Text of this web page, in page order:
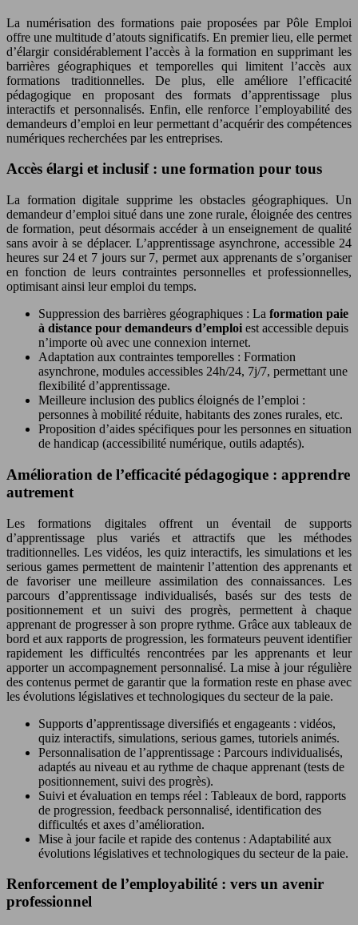
La numérisation des formations paie proposées par Pôle Emploi
offre une multitude d’atouts significatifs. En premier lieu, elle permet
d’élargir considérablement l’accès à la formation en supprimant les
barrières géographiques et temporelles qui limitent l’accès aux
formations traditionnelles. De plus, elle améliore l’efficacité
pédagogique en proposant des formats d’apprentissage plus
interactifs et personnalisés. Enfin, elle renforce l’employabilité des
demandeurs d’emploi en leur permettant d’acquérir des compétences
numériques recherchées par les entreprises.
Accès élargi et inclusif : une formation pour tous
La formation digitale supprime les obstacles géographiques. Un
demandeur d’emploi situé dans une zone rurale, éloignée des centres
de formation, peut désormais accéder à un enseignement de qualité
sans avoir à se déplacer. L’apprentissage asynchrone, accessible 24
heures sur 24 et 7 jours sur 7, permet aux apprenants de s’organiser
en fonction de leurs contraintes personnelles et professionnelles,
optimisant ainsi leur emploi du temps.
Suppression des barrières géographiques : La formation paie
à distance pour demandeurs d’emploi est accessible depuis
n’importe où avec une connexion internet.
Adaptation aux contraintes temporelles : Formation
asynchrone, modules accessibles 24h/24, 7j/7, permettant une
flexibilité d’apprentissage.
Meilleure inclusion des publics éloignés de l’emploi :
personnes à mobilité réduite, habitants des zones rurales, etc.
Proposition d’aides spécifiques pour les personnes en situation
de handicap (accessibilité numérique, outils adaptés).
Amélioration de l’efficacité pédagogique : apprendre
autrement
Les formations digitales offrent un éventail de supports
d’apprentissage plus variés et attractifs que les méthodes
traditionnelles. Les vidéos, les quiz interactifs, les simulations et les
serious games permettent de maintenir l’attention des apprenants et
de favoriser une meilleure assimilation des connaissances. Les
parcours d’apprentissage individualisés, basés sur des tests de
positionnement et un suivi des progrès, permettent à chaque
apprenant de progresser à son propre rythme. Grâce aux tableaux de
bord et aux rapports de progression, les formateurs peuvent identifier
rapidement les difficultés rencontrées par les apprenants et leur
apporter un accompagnement personnalisé. La mise à jour régulière
des contenus permet de garantir que la formation reste en phase avec
les évolutions législatives et technologiques du secteur de la paie.
Supports d’apprentissage diversifiés et engageants : vidéos,
quiz interactifs, simulations, serious games, tutoriels animés.
Personnalisation de l’apprentissage : Parcours individualisés,
adaptés au niveau et au rythme de chaque apprenant (tests de
positionnement, suivi des progrès).
Suivi et évaluation en temps réel : Tableaux de bord, rapports
de progression, feedback personnalisé, identification des
difficultés et axes d’amélioration.
Mise à jour facile et rapide des contenus : Adaptabilité aux
évolutions législatives et technologiques du secteur de la paie.
Renforcement de l’employabilité : vers un avenir
professionnel